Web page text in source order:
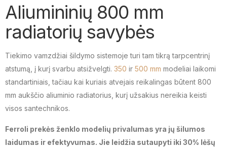
Aliumininių 800 mm
radiatorių savybės
Tiekimo vamzdžiai šildymo sistemoje turi tam tikrą tarpcentrinį
atstumą, į kurį svarbu atsižvelgti. 350 ir 500 mm modeliai laikomi
standartiniais, tačiau kai kuriais atvejais reikalingas būtent 800
mm aukščio aliuminio radiatorius, kurį užsakius nereikia keisti
visos santechnikos.
Ferroli prekės ženklo modelių privalumas yra jų šilumos
laidumas ir efektyvumas. Jie leidžia sutaupyti iki 30% lėšų